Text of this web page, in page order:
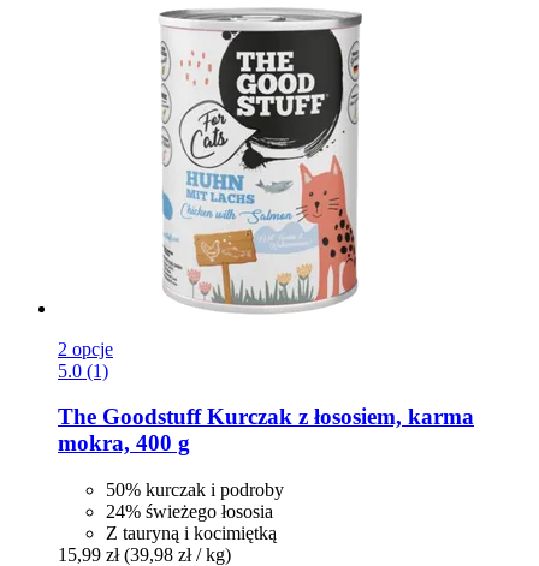
2 opcje
5.0 (1)
The GoodstuffKurczak z łososiem, karma
mokra, 400 g
50% kurczak i podroby
24% świeżego łososia
Z tauryną i kocimiętką
15,99 zł (39,98 zł / kg)